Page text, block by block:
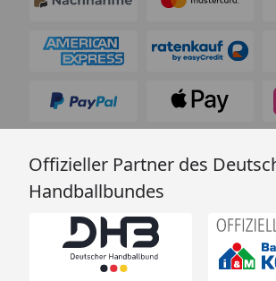
Offizieller Partner des
Handballbundes